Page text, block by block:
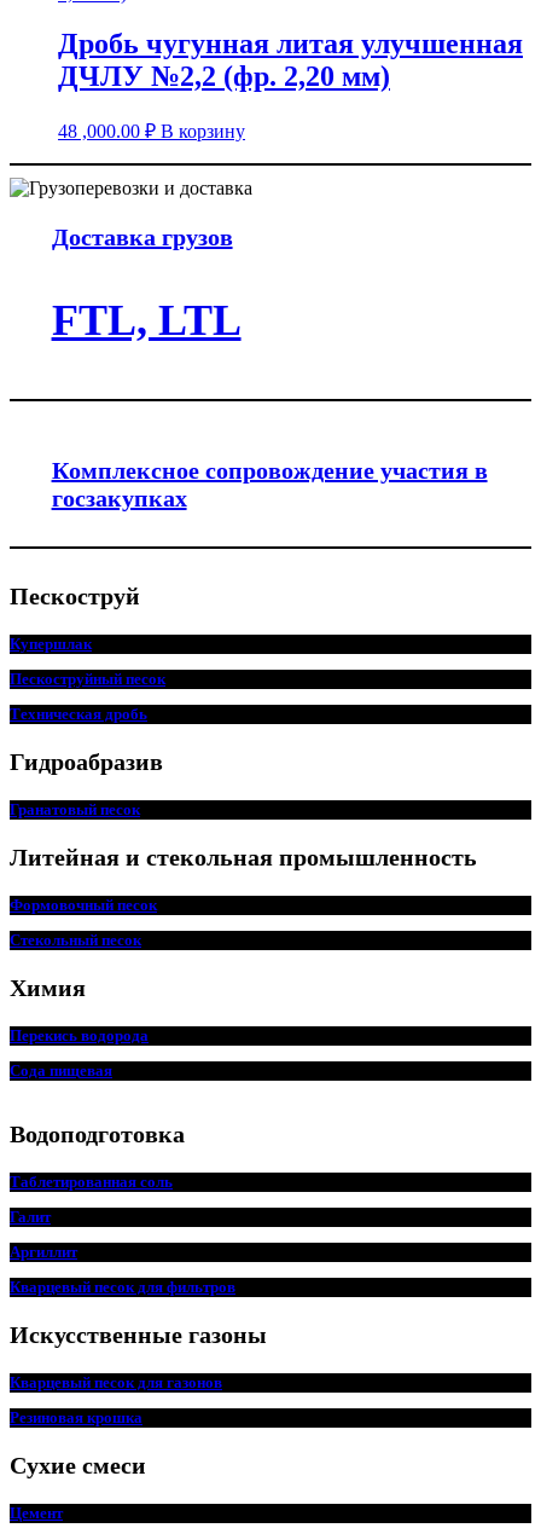
Дробь чугунная литая улучшенная
ДЧЛУ №2,2 (фр. 2,20 мм)
48 ,000.00 ₽ В корзину
Доставка грузов
FTL, LTL
Комплексное сопровождение участия в
госзакупках
Пескоструй
Купершлак
Пескоструйный песок
Техническая дробь
Гидроабразив
Гранатовый песок
Литейная и стекольная промышленность
Формовочный песок
Стекольный песок
Химия
Перекись водорода
Сода пищевая
Водоподготовка
Таблетированная соль
Галит
Аргиллит
Кварцевый песок для фильтров
Искусственные газоны
Кварцевый песок для газонов
Резиновая крошка
Сухие смеси
Цемент